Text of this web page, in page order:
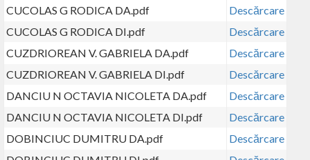
CUCOLAS G RODICA DA.pdf
Descărcare
CUCOLAS G RODICA DI.pdf
Descărcare
CUZDRIOREAN V. GABRIELA DA.pdf
Descărcare
CUZDRIOREAN V. GABRIELA DI.pdf
Descărcare
DANCIU N OCTAVIA NICOLETA DA.pdf
Descărcare
DANCIU N OCTAVIA NICOLETA DI.pdf
Descărcare
DOBINCIUC DUMITRU DA.pdf
Descărcare